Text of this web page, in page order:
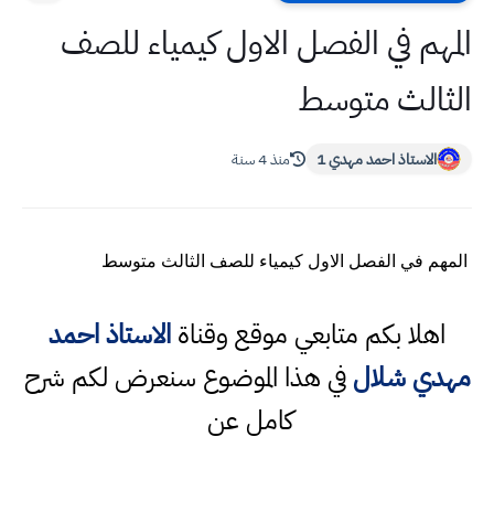
المهم في الفصل الاول كيمياء للصف
الثالث متوسط
الاستاذ احمد مهدي 1 منذ 4 سنة
المهم في الفصل الاول كيمياء للصف الثالث متوسط
اهلا بكم متابعي موقع وقناةالاستاذ احمد
مهدي شلالفي هذا الموضوع سنعرض لكم شرح
كامل عن